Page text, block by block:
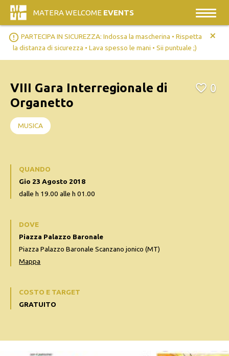
MATERA WELCOME EVENTS
error_outline PARTECIPA IN SICUREZZA: Indossa la mascherina • Rispetta
la distanza di sicurezza • Lava spesso le mani • Sii puntuale ;)
+
VIII Gara Interregionale di
Organetto
0
MUSICA
QUANDO
Gio 23 Agosto 2018
dalle h 19.00 alle h 01.00
DOVE
Piazza Palazzo Baronale
Piazza Palazzo Baronale Scanzano jonico (MT)
Mappa
COSTO E TARGET
GRATUITO